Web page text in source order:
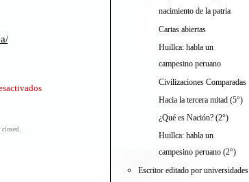
en
nacimiento de la patria
Cartas abiertas
Huillca: habla un
campesino peruano
Civilizaciones Comparadas
Hacia la tercera mitad (5°)
¿Qué es Nación? (2°)
Huillca: habla un
campesino peruano (2°)
Escritor editado por universidades